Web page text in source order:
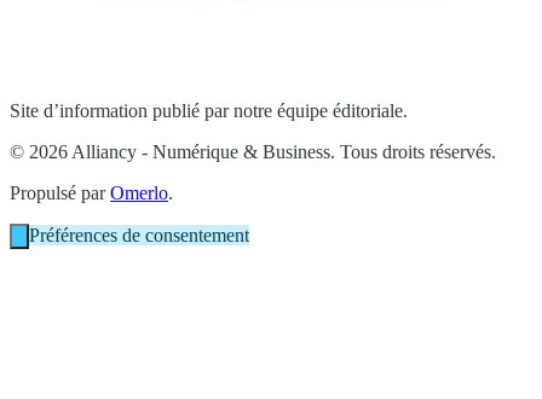
Site d’information publié par notre équipe éditoriale.
© 2026 Alliancy - Numérique & Business. Tous droits réservés.
Propulsé parOmerlo.
Préférences de consentement